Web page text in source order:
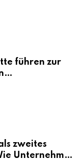
führen zur
zweites
Unternehmen